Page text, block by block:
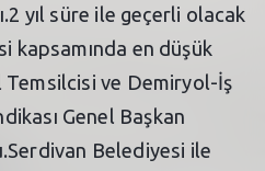
yıl süre ile geçerli olacak
kapsamında en düşük
Temsilcisi ve Demiryol-İş
Genel Başkan
Belediyesi ile